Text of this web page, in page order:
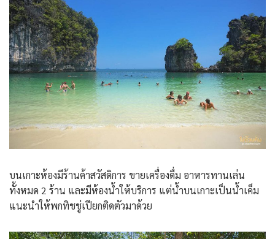
บนเกาะห้องมีร้านค้าสวัสดิการ ขายเครื่องดื่ม อาหารทานเล่น
ทั้งหมด 2 ร้าน และมีห้องน้ำให้บริการ แต่น้ำบนเกาะเป็นน้ำเค็ม
แนะนำให้พกทิชชู่เปียกติดตัวมาด้วย